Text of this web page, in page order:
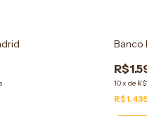
Banco
10x de